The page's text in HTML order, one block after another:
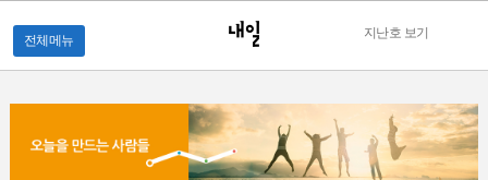
전체메뉴 지난호 보기